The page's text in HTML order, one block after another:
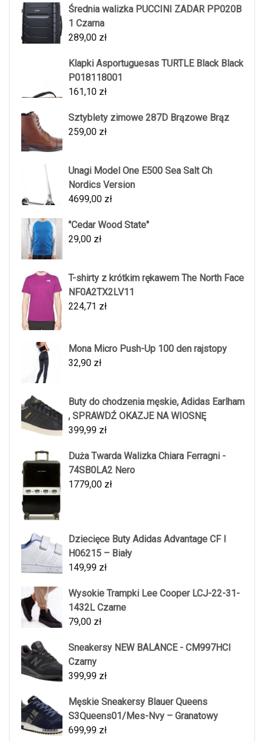
Średnia walizka PUCCINI ZADAR PP020B
1 Czarna
289,00 zł
Klapki Asportuguesas TURTLE Black Black
P018118001
161,10 zł
Sztyblety zimowe 287D Brązowe Brąz
259,00 zł
Unagi Model One E500 Sea Salt Ch
Nordics Version
4699,00 zł
"Cedar Wood State"
29,00 zł
T-shirty z krótkim rękawem The North Face
NF0A2TX2LV11
224,71 zł
Mona Micro Push-Up 100 den rajstopy
32,90 zł
Buty do chodzenia męskie, Adidas Earlham
, SPRAWDŹ OKAZJE NA WIOSNĘ
399,99 zł
Duża Twarda Walizka Chiara Ferragni -
74SB0LA2 Nero
1779,00 zł
Dziecięce Buty Adidas Advantage CF I
H06215 – Biały
149,99 zł
Wysokie Trampki Lee Cooper LCJ-22-31-
1432L Czarne
79,00 zł
Sneakersy NEW BALANCE - CM997HCI
Czarny
399,99 zł
Męskie Sneakersy Blauer Queens
S3Queens01/Mes-Nvy – Granatowy
699,99 zł